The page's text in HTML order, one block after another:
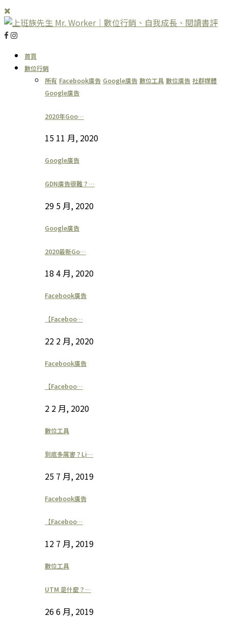
首頁
數位行銷
所有 Facebook廣告 Google廣告 數位工具 數位廣告 社群媒體
Google廣告
2020年Goo…
15 11 月, 2020
Google廣告
GDN廣告很難？…
29 5 月, 2020
Google廣告
2020最新Go…
18 4 月, 2020
Facebook廣告
【Faceboo…
22 2 月, 2020
Facebook廣告
【Faceboo…
2 2 月, 2020
數位工具
到底多厲害？Li…
25 7 月, 2019
Facebook廣告
【Faceboo…
12 7 月, 2019
數位工具
UTM 是什麼？…
26 6 月, 2019